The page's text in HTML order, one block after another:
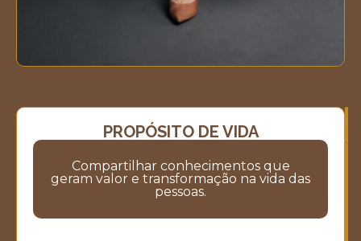
PROPÓSITO DE VIDA
Compartilhar conhecimentos que
geram valor e transformação na vida das
pessoas.